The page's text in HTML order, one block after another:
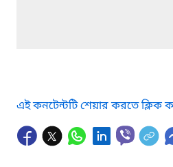
এই কনটেন্টটি শেয়ার করতে ক্লিক